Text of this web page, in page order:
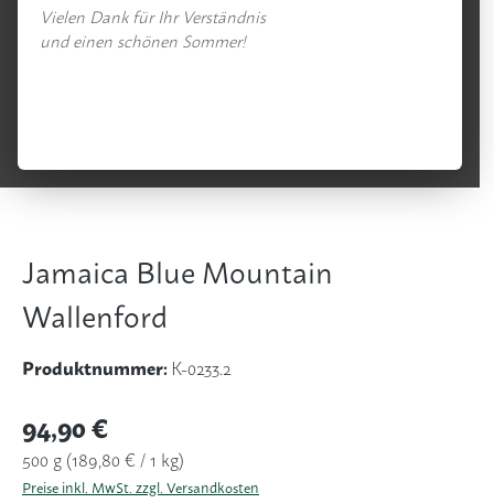
Jamaica Blue Mountain
Wallenford
Produktnummer: K-0233.2
Regulärer Preis:
94,90 €
500 g (189,80 € / 1 kg)
Preise inkl. MwSt. zzgl. Versandkosten
Vielen Dank für Ihr Verständnis
und einen schönen Sommer!